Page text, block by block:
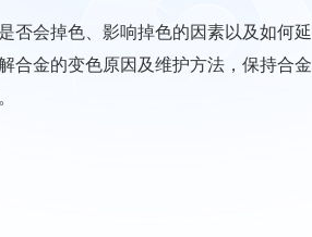
否会掉色、影响掉色的因素以及如何延
合金的变色原因及维护方法，保持合金